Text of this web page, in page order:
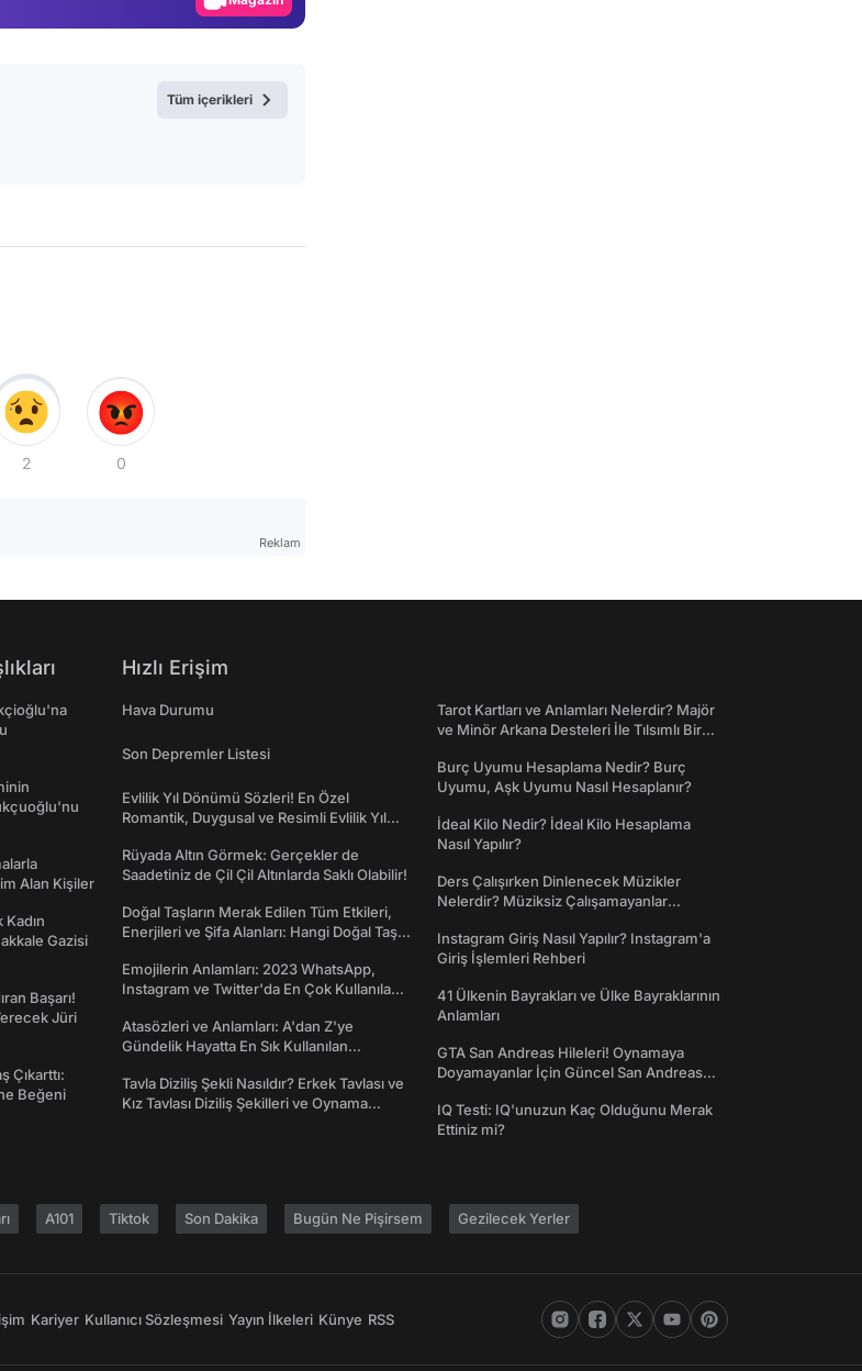
Tüm içerikleri
2 0
Reklam
Alan Kişiler
Gazisi
Başarı!
Jüri
Çıkarttı:
Beğeni
Hızlı Erişim
Hava Durumu
Son Depremler Listesi
Evlilik Yıl Dönümü Sözleri! En Özel
Romantik, Duygusal ve Resimli Evlilik Yıl
Rüyada Altın Görmek: Gerçekler de
Saadetiniz de Çil Çil Altınlarda Saklı Olabilir!
Doğal Taşların Merak Edilen Tüm Etkileri,
Enerjileri ve Şifa Alanları: Hangi Doğal Taş
Emojilerin Anlamları: 2023 WhatsApp,
Instagram ve Twitter'da En Çok Kullanılan
Atasözleri ve Anlamları: A'dan Z'ye
Gündelik Hayatta En Sık Kullanılan
Tavla Diziliş Şekli Nasıldır? Erkek Tavlası ve
Kız Tavlası Diziliş Şekilleri ve Oynama
Tarot Kartları ve Anlamları Nelerdir? Majör
ve Minör Arkana Desteleri İle Tılsımlı Bir
Burç Uyumu Hesaplama Nedir? Burç
Uyumu, Aşk Uyumu Nasıl Hesaplanır?
İdeal Kilo Nedir? İdeal Kilo Hesaplama
Nasıl Yapılır?
Ders Çalışırken Dinlenecek Müzikler
Nelerdir? Müziksiz Çalışamayanlar
Instagram Giriş Nasıl Yapılır? Instagram'a
Giriş İşlemleri Rehberi
41 Ülkenin Bayrakları ve Ülke Bayraklarının
Anlamları
GTA San Andreas Hileleri! Oynamaya
Doyamayanlar İçin Güncel San Andreas
IQ Testi: IQ'unuzun Kaç Olduğunu Merak
Ettiniz mi?
A101 Tiktok Son Dakika Bugün Ne Pişirsem Gezilecek Yerler
Kariyer Kullanıcı Sözleşmesi Yayın İlkeleri Künye RSS